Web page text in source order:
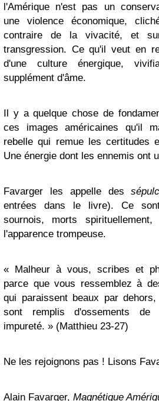
l'Amérique n'est pas un
une violence économique,
contraire de la vivacité, et
transgression. Ce qu'il veut en
d'une culture énergique,
supplément d'âme.
Il y a quelque chose de
ces images américaines qu'il
rebelle qui remue les certitudes
Une énergie dont les ennemis ont
Favarger les appelle des
entrées dans le livre). Ce
sournois, morts
l'apparence trompeuse.
« Malheur à vous, scribes et
parce que vous ressemblez à
qui paraissent beaux par
sont remplis d'ossements
impureté. » (Matthieu 23-27)
Ne les rejoignons pas ! Lisons
Alain Favarger, Magnétique